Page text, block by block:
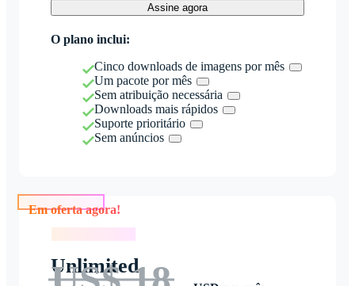
Assine agora
O plano inclui:
Cinco downloads de imagens por mês
Um pacote por mês
Sem atribuição necessária
Downloads mais rápidos
Suporte prioritário
Sem anúncios
Unlimited